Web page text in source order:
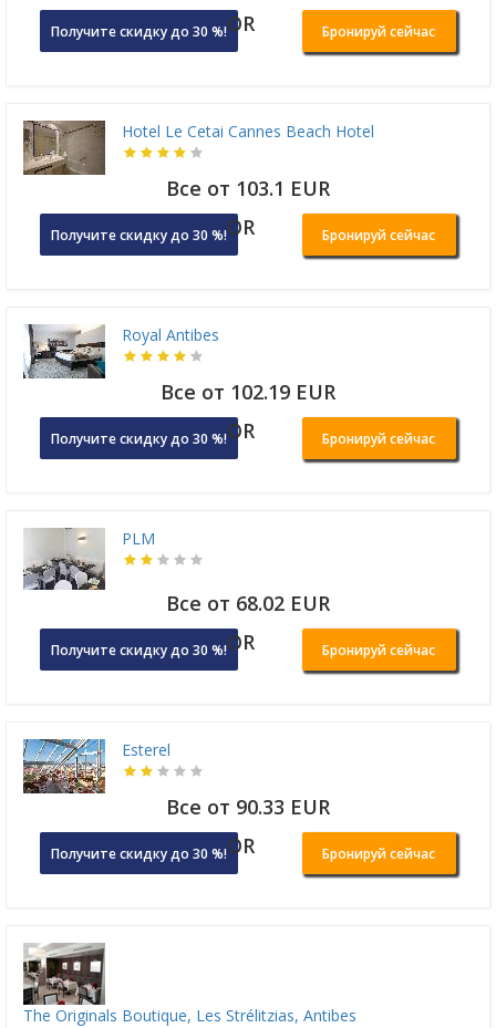
Получите скидку до 30 %!OR Бронируй сейчас
Hotel Le Cetai Cannes Beach Hotel
Все от 103.1 EUR
Получите скидку до 30 %!OR Бронируй сейчас
Royal Antibes
Все от 102.19 EUR
Получите скидку до 30 %!OR Бронируй сейчас
PLM
Все от 68.02 EUR
Получите скидку до 30 %!OR Бронируй сейчас
Esterel
Все от 90.33 EUR
Получите скидку до 30 %!OR Бронируй сейчас
The Originals Boutique, Les Strélitzias, Antibes